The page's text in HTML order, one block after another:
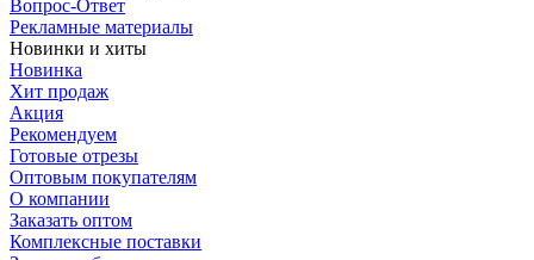
Вопрос-Ответ
Рекламные материалы
Новинки и хиты
Новинка
Хит продаж
Акция
Рекомендуем
Готовые отрезы
Оптовым покупателям
О компании
Заказать оптом
Комплексные поставки